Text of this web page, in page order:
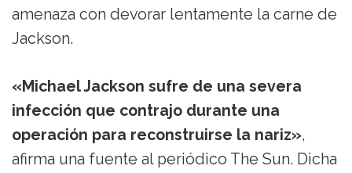
amenaza con devorar lentamente la carne de
Jackson.
«Michael Jackson sufre de una severa
infección que contrajo durante una
operación para reconstruirse la nariz»,
afirma una fuente al periódico The Sun. Dicha